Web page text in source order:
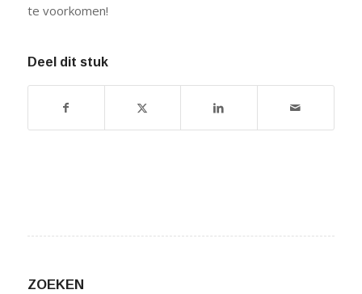
te voorkomen!
Deel dit stuk
ZOEKEN